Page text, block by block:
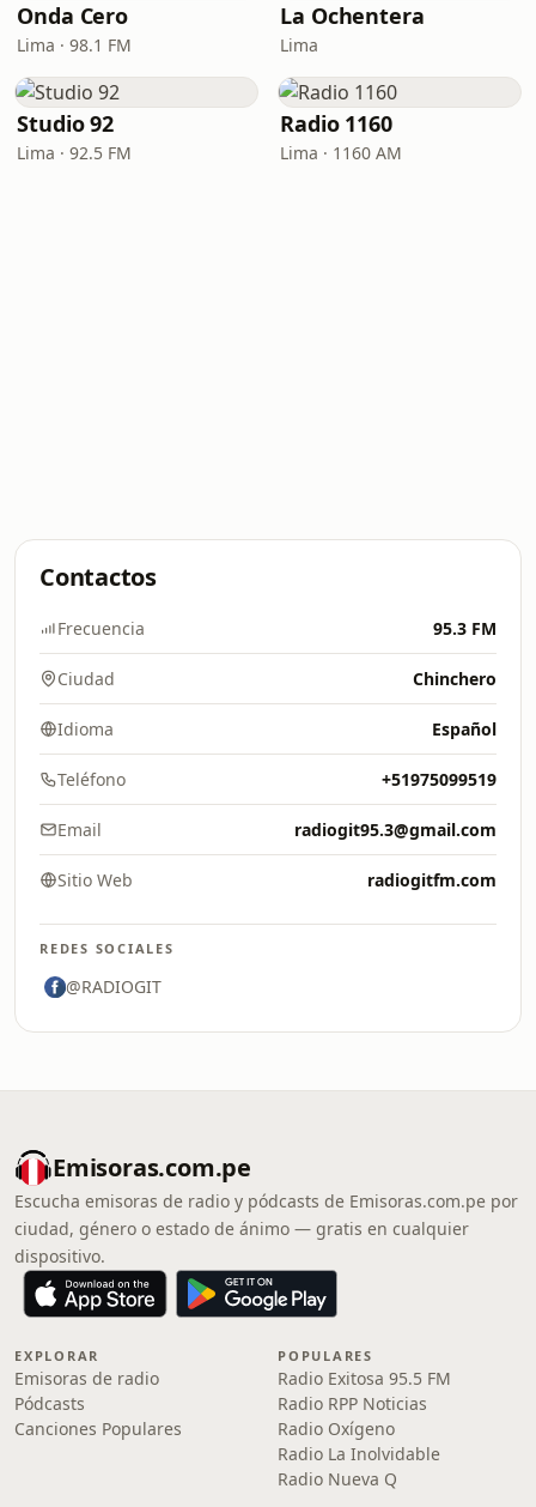
Onda Cero
Lima · 98.1 FM
La Ochentera
Lima
Studio 92
Lima · 92.5 FM
Radio 1160
Lima · 1160 AM
Contactos
Frecuencia 95.3 FM
Ciudad Chinchero
Idioma Español
Teléfono +51975099519
Email radiogit95.3@gmail.com
Sitio Web radiogitfm.com
REDES SOCIALES
@RADIOGIT
Emisoras.com.pe
Escucha emisoras de radio y pódcasts de Emisoras.com.pe por
ciudad, género o estado de ánimo — gratis en cualquier
dispositivo.
EXPLORAR
Emisoras de radio
Pódcasts
Canciones Populares
POPULARES
Radio Exitosa 95.5 FM
Radio RPP Noticias
Radio Oxígeno
Radio La Inolvidable
Radio Nueva Q